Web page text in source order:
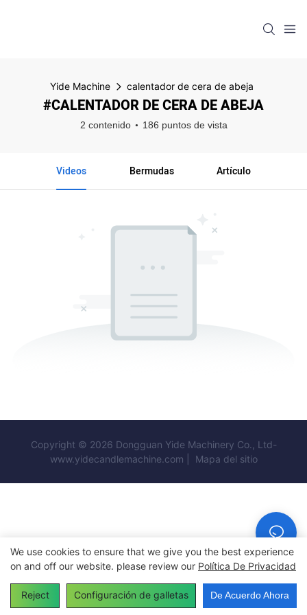
Yide Machine calentador de cera de abeja
#CALENTADOR DE CERA DE ABEJA
2 contenido 186 puntos de vista
Videos Bermudas Artículo
Copyright © 2026 Dongguan Yide Machinery Co., Ltd-
www.yidecandlemachine.com |
Mapa del sitio
We use cookies to ensure that we give you the best experience
on and off our website. please review our Política De Privacidad
Reject Configuración de galletas De Acuerdo Ahora